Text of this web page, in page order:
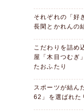
それぞれの「好
長閑とかれんの
こだわりを詰め
屋「木目つむぎ
たおふたり
スポーツが結
62」を選ばれた